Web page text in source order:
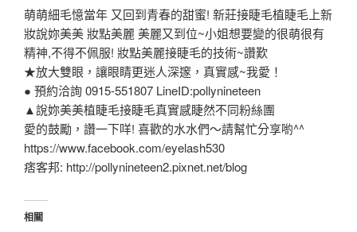
萌萌細毛憶當年 又回到青春的甜蜜! 新莊接睫毛植睫毛上新
妝說妳美美 妝點美麗 美麗又到位~小姐想要變的很萌很有
精神,不得不佩服! 妝點美麗接睫毛的技術~讚歎
★放大雙眼，讓眼睛更迷人深邃，真實感~我愛！
● 預約洽詢 0915-551807 LineID:pollynineteen
▲說妳美美植睫毛接睫毛真實感睫然不同粉絲團
愛的鼓勵，讚一下咩! 喜歡的水水們～請幫忙分享喲^^
https://www.facebook.com/eyelash530
痞客邦: http://pollynineteen2.pixnet.net/blog
相關